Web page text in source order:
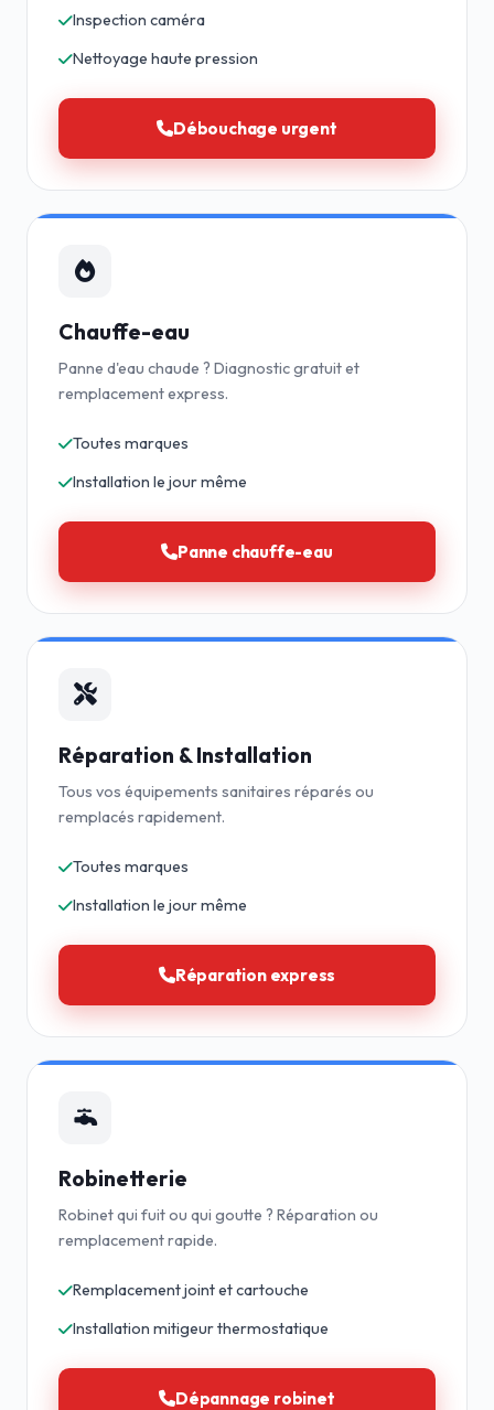
Inspection caméra
Nettoyage haute pression
Débouchage urgent
Chauffe-eau
Panne d'eau chaude ? Diagnostic gratuit et
remplacement express.
Toutes marques
Installation le jour même
Panne chauffe-eau
Réparation & Installation
Tous vos équipements sanitaires réparés ou
remplacés rapidement.
Toutes marques
Installation le jour même
Réparation express
Robinetterie
Robinet qui fuit ou qui goutte ? Réparation ou
remplacement rapide.
Remplacement joint et cartouche
Installation mitigeur thermostatique
Dépannage robinet